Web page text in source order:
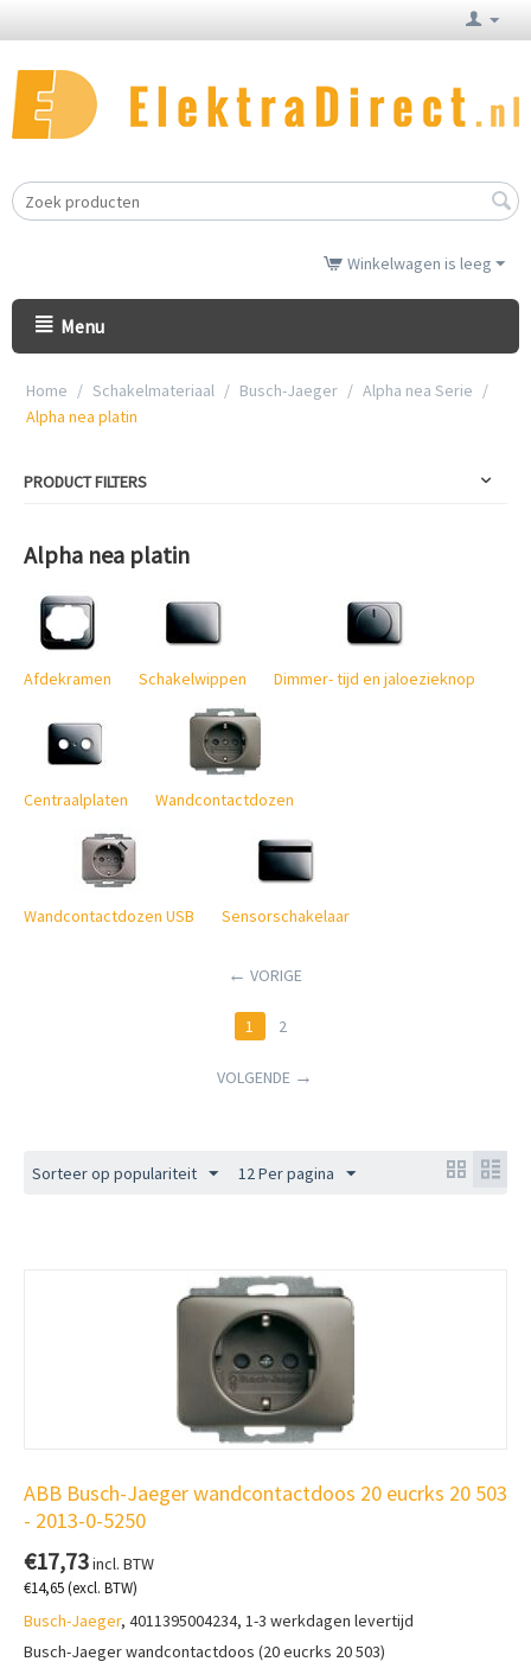
Winkelwagen is leeg
Menu
Home / Schakelmateriaal / Busch-Jaeger / Alpha nea Serie /
Alpha nea platin
PRODUCT FILTERS
Alpha nea platin
Afdekramen Schakelwippen Dimmer- tijd en jaloezieknop
Centraalplaten Wandcontactdozen
Wandcontactdozen USB Sensorschakelaar
VORIGE
1 2
VOLGENDE
Sorteer op populariteit 12 Per pagina
ABB Busch-Jaeger wandcontactdoos 20 eucrks 20 503
- 2013-0-5250
€17,73incl. BTW
€14,65(excl. BTW)
Busch-Jaeger, 4011395004234, 1-3 werkdagen levertijd
Busch-Jaeger wandcontactdoos (20 eucrks 20 503)